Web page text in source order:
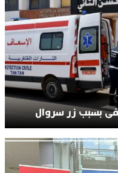
بسبب زر سروال